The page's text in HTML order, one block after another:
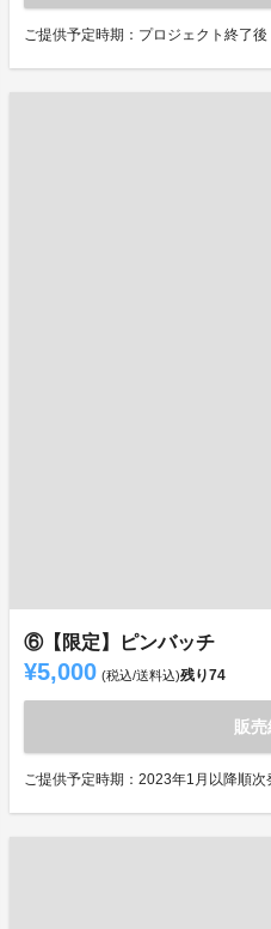
ご提供予定時期：プロジェクト終了
⑥【限定】ピンバッチ
¥5,000 (税込/送料込)残り74
販売
ご提供予定時期：2023年1月以降順次